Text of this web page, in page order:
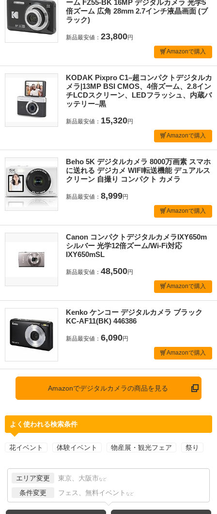
ーム FZ55-BK 16MP デジタルカメラ 光学5
倍ズーム 広角 28mm 2.7インチ液晶画面 (ブ
ラック)
新品最安値： 23,800円
Amazonで購入
KODAK Pixpro C1–超コンパクトデジタルカ
メラ|13MP BSI CMOS、4倍ズーム、2.8イン
チLCDスクリーン、LEDフラッシュ、内蔵バ
ッテリー–黒
新品最安値： 15,320円
Amazonで購入
Beho 5K デジタルカメラ 8000万画素 スマホ
に送れる デジカメ WIFI転送機能 デュアルス
クリーン 自撮り コンパクト カメラ
新品最安値： 8,999円
Amazonで購入
Canon コンパクトデジタルカメラIXY650m
シルバー 光学12倍ズーム/Wi-Fi対応
IXY650mSL
新品最安値： 48,500円
Amazonで購入
Kenko ケンコー デジタルカメラ ブラック
KC-AF11(BK) 446386
新品最安値： 6,090円
Amazonで購入
Amazonでデジタルカメラの商品を見る
よく使われる検索条件
花イベント 体験イベント 物産展・観光フェア 祭り
エリア変更 東京、大阪市 など
条件変更 フェス、無料イベント など